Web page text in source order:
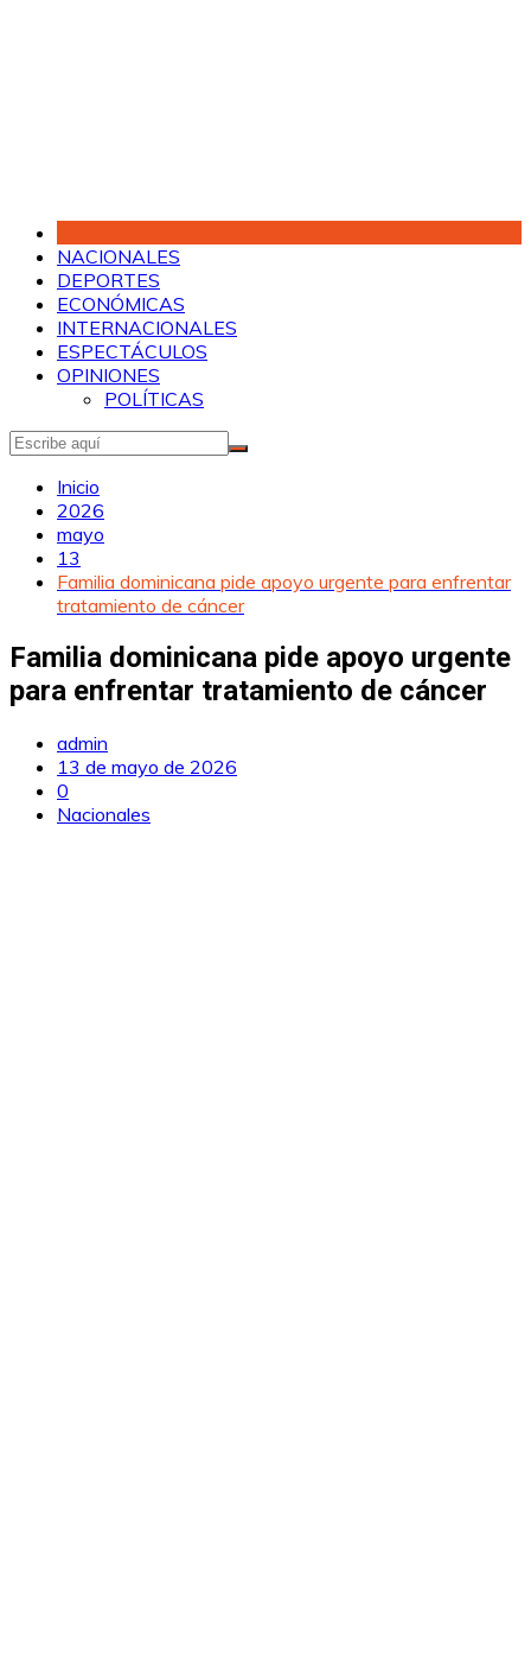
NACIONALES
DEPORTES
ECONÓMICAS
INTERNACIONALES
ESPECTÁCULOS
OPINIONES
POLÍTICAS
Inicio
2026
mayo
13
Familia dominicana pide apoyo urgente para enfrentar
tratamiento de cáncer
Familia dominicana pide apoyo urgente
para enfrentar tratamiento de cáncer
admin
13 de mayo de 2026
0
Nacionales